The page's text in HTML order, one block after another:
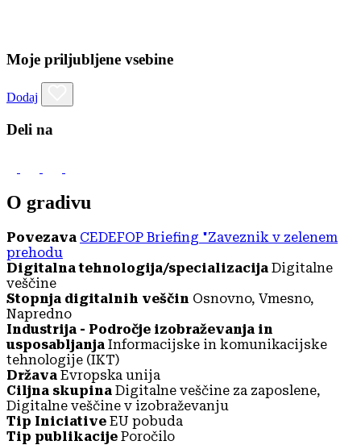
Moje priljubljene vsebine
Dodaj
Deli na
O gradivu
Povezava CEDEFOP Briefing "Zaveznik v zelenem
prehodu
Digitalna tehnologija/specializacija Digitalne
veščine
Stopnja digitalnih veščin Osnovno, Vmesno,
Napredno
Industrija - Področje izobraževanja in
usposabljanja Informacijske in komunikacijske
tehnologije (IKT)
Država Evropska unija
Ciljna skupina Digitalne veščine za zaposlene,
Digitalne veščine v izobraževanju
Tip Iniciative EU pobuda
Tip publikacije Poročilo